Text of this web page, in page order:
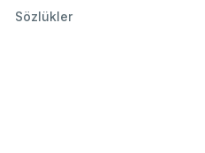
Sözlükler